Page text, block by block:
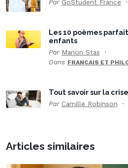
Par GoStudent France
Les 10 poèmes
enfants
Par Manon Stas
Dans FRANCAIS ET
Tout savoir sur la
Par Camille Robinson
Articles similaires